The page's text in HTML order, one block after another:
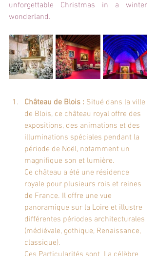
unforgettable Christmas in a winter
wonderland.
Château de Blois : Situé dans la ville
de Blois, ce château royal offre des
expositions, des animations et des
illuminations spéciales pendant la
période de Noël, notamment un
magnifique son et lumière.
Ce château a été une résidence
royale pour plusieurs rois et reines
de France. Il offre une vue
panoramique sur la Loire et illustre
différentes périodes architecturales
(médiévale, gothique, Renaissance,
classique).